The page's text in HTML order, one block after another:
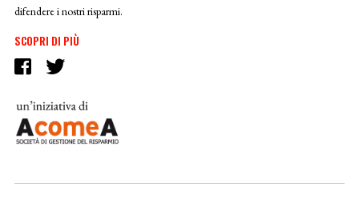
difendere i nostri risparmi.
SCOPRI DI PIÙ